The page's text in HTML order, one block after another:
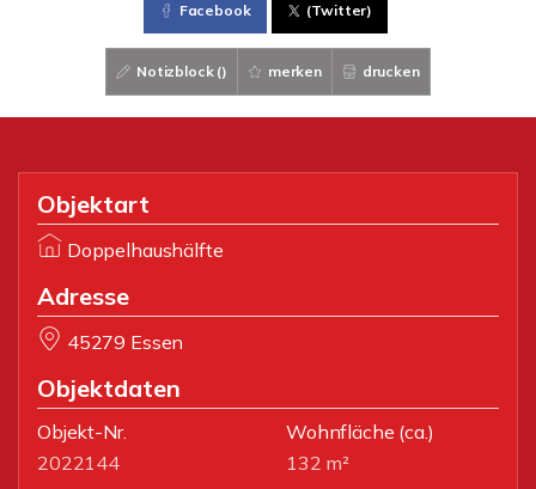
Facebook (Twitter)
Notizblock () merken drucken
Objektart
Doppelhaushälfte
Adresse
45279 Essen
Objektdaten
Objekt-Nr.
2022144
Wohnfläche (ca.)
132 m²